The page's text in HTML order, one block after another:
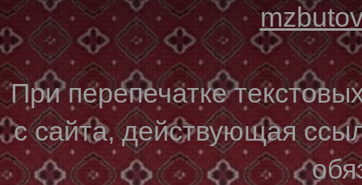
При перепечатке
с сайта, действующая